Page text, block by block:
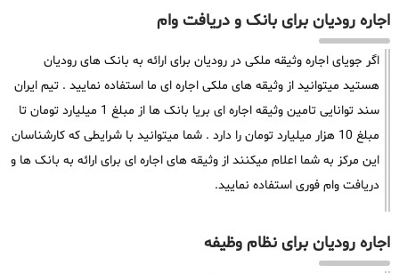
اجاره رودیان برای بانک و دریافت وام
اگر جویای اجاره وثیقه ملکی در رودیان برای ارائه به بانک های رودیان
هستید میتوانید از وثیقه های ملکی اجاره ای ما استفاده نمایید . تیم ایران
سند توانایی تامین وثیقه اجاره ای بریا بانک ها از مبلغ 1 میلیارد تومان تا
مبلغ 10 هزار میلیارد تومان را دارد . شما میتوانید با شرایطی که کارشناسان
این مرکز به شما اعلام میکنند از وثیقه های اجاره ای برای ارائه به بانک ها و
دریافت وام فوری استفاده نمایید.
اجاره رودیان برای نظام وظیفه